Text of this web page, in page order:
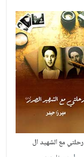
رحلتي مع الشهيد ال